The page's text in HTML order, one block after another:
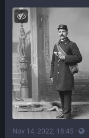
Nov 14, 2022, 18:45 · ·